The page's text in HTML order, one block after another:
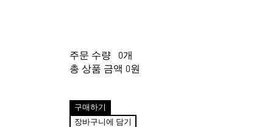
주문 수량
0개
총 상품 금액 0원
구매하기
장바구니에 담기